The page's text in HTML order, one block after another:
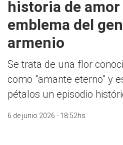
historia de amor
emblema del
armenio
Se trata de una flor
como "amante eterno" y
pétalos un episodio
6 de junio 2026 - 18:52hs